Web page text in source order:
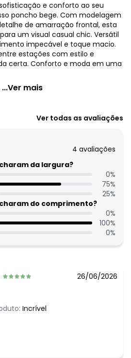
e conforto ao seu
poncho bege. Com modelagem
de amarração frontal, esta
um visual casual chic. Versátil
impecável e toque macio.
estações com estilo e
certa. Conforto e moda em uma
em Tricô
Curta
30% acrílico tricô
...Ver mais
Ver todas as avaliações
4 avaliações
da largura?
0%
75%
25%
do comprimento?
0%
100%
0%
26/06/2026
Incrível